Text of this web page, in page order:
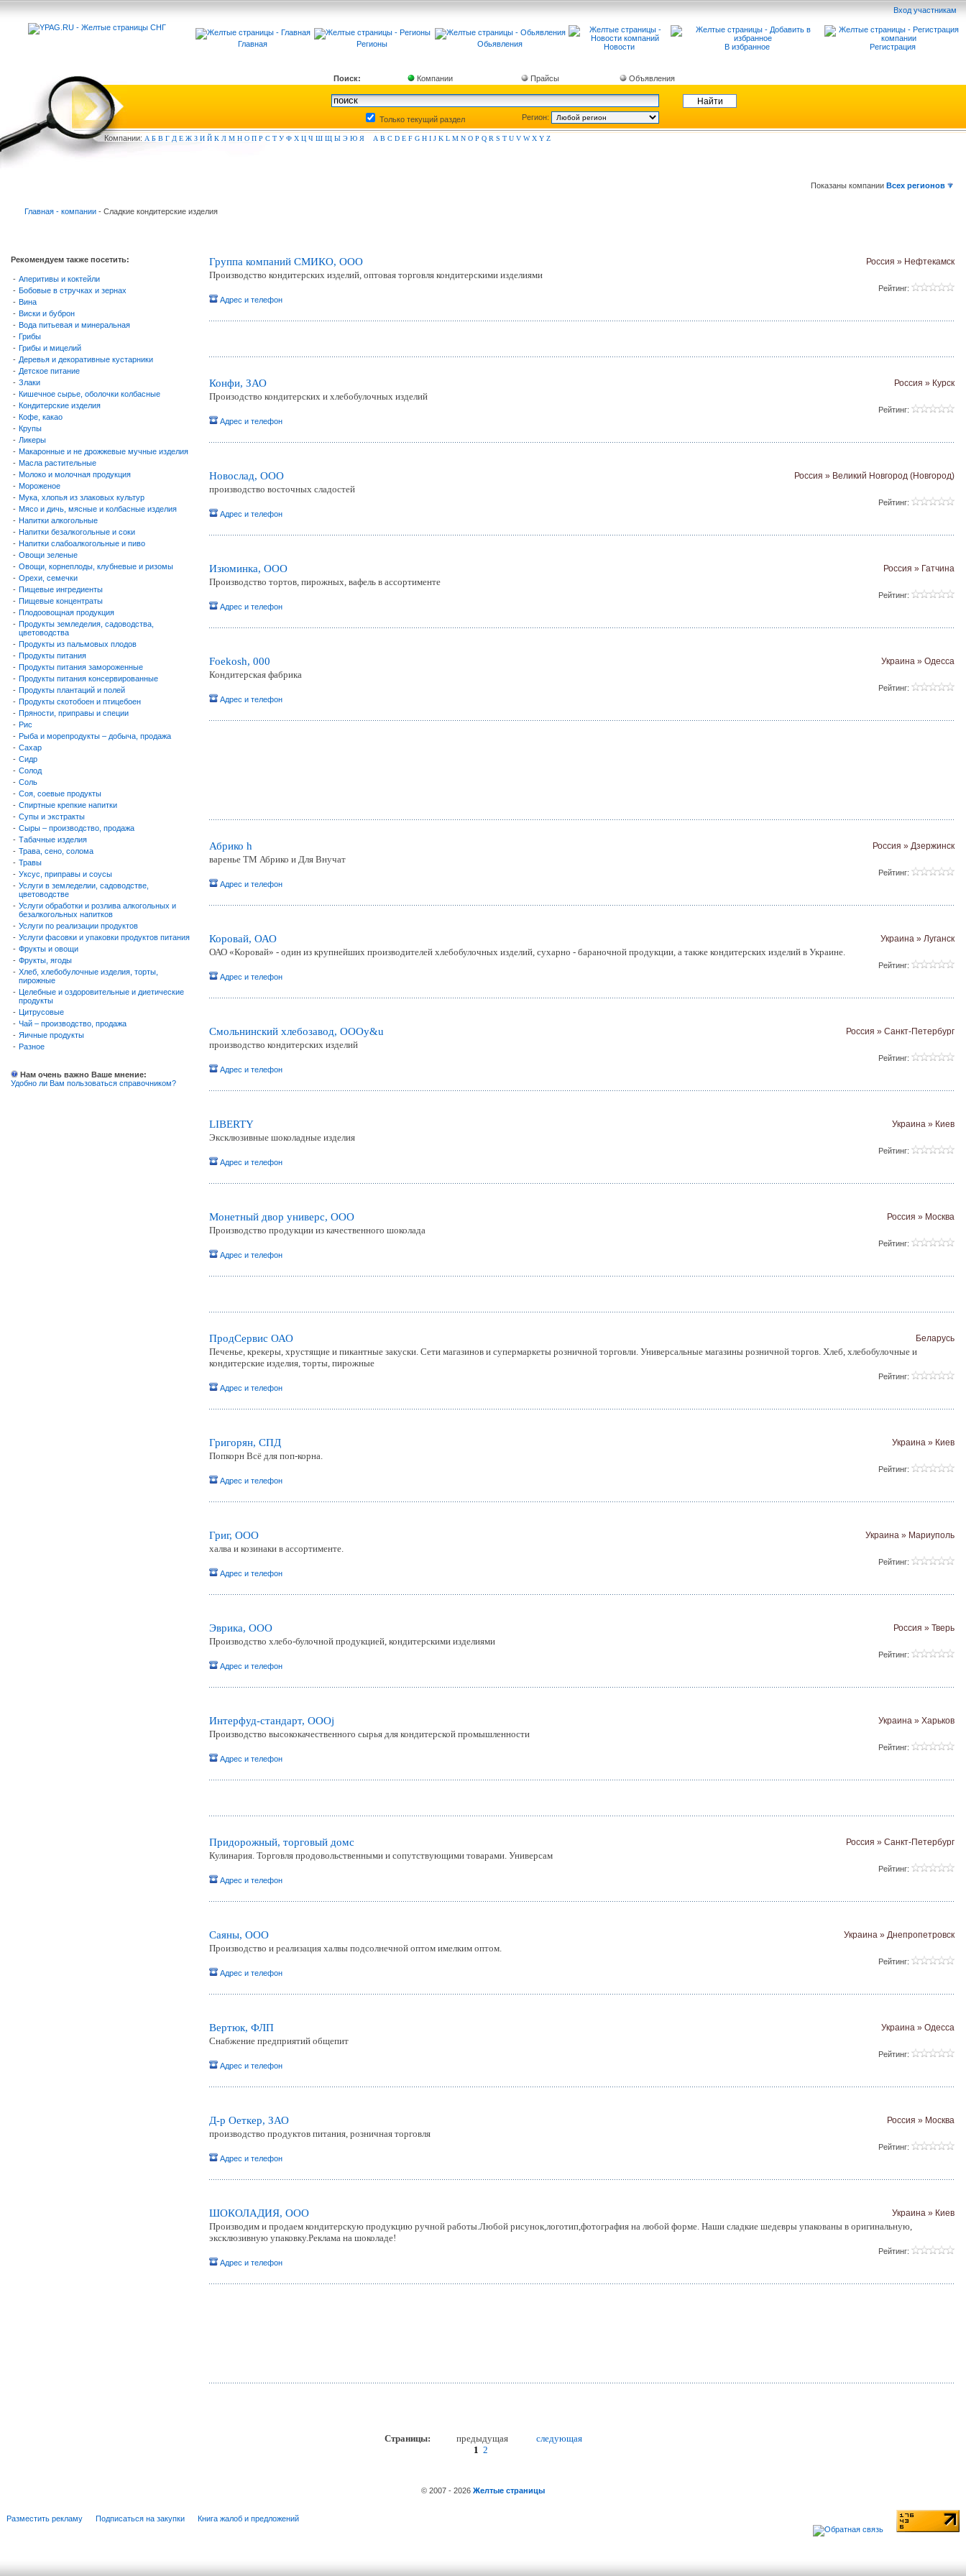
Вход участникам
Главная Регионы Обьявления Новости В избранное Регистрация
Поиск: Компании Прайсы Объявления
Только текущий раздел Регион:
Компании: А Б В Г Д Е Ж З И Й К Л М Н О П Р С Т У Ф Х Ц Ч Ш Щ Ы Э Ю Я A B C D E F G H I J K L M N O P Q R S T U V W X Y Z
Показаны компании Всех регионов
Главная - компании - Сладкие кондитерские изделия
Рекомендуем также посетить:
- Аперитивы и коктейли
- Бобовые в стручках и зернах
- Вина
- Виски и буброн
- Вода питьевая и минеральная
- Грибы
- Грибы и мицелий
- Деревья и декоративные кустарники
- Детское питание
- Злаки
- Кишечное сырье, оболочки колбасные
- Кондитерские изделия
- Кофе, какао
- Крупы
- Ликеры
- Макаронные и не дрожжевые мучные изделия
- Масла растительные
- Молоко и молочная продукция
- Мороженое
- Мука, хлопья из злаковых культур
- Мясо и дичь, мясные и колбасные изделия
- Напитки алкогольные
- Напитки безалкогольные и соки
- Напитки слабоалкогольные и пиво
- Овощи зеленые
- Овощи, корнеплоды, клубневые и ризомы
- Орехи, семечки
- Пищевые ингредиенты
- Пищевые концентраты
- Плодоовощная продукция
- Продукты земледелия, садоводства,
цветоводства
- Продукты из пальмовых плодов
- Продукты питания
- Продукты питания замороженные
- Продукты питания консервированные
- Продукты плантаций и полей
- Продукты скотобоен и птицебоен
- Пряности, приправы и специи
- Рис
- Рыба и морепродукты – добыча, продажа
- Сахар
- Сидр
- Солод
- Соль
- Соя, соевые продукты
- Спиртные крепкие напитки
- Супы и экстракты
- Сыры – производство, продажа
- Табачные изделия
- Трава, сено, солома
- Травы
- Уксус, приправы и соусы
- Услуги в земледелии, садоводстве,
цветоводстве
- Услуги обработки и розлива алкогольных и
безалкогольных напитков
- Услуги по реализации продуктов
- Услуги фасовки и упаковки продуктов питания
- Фрукты и овощи
- Фрукты, ягоды
- Хлеб, хлебобулочные изделия, торты,
пирожные
- Целебные и оздоровительные и диетические
продукты
- Цитрусовые
- Чай – производство, продажа
- Яичные продукты
- Разное
Нам очень важно Ваше мнение:
Удобно ли Вам пользоваться справочником?
Группа компаний СМИКО, ООО Россия » Нефтекамск
Производство кондитерских изделий, оптовая торговля кондитерскими изделиями
Рейтинг:
Адрес и телефон
Конфи, ЗАО Россия » Курск
Произодство кондитерских и хлебобулочных изделий
Рейтинг:
Адрес и телефон
Новослад, ООО Россия » Великий Новгород (Новгород)
производство восточных сладостей
Рейтинг:
Адрес и телефон
Изюминка, ООО Россия » Гатчина
Производство тортов, пирожных, вафель в ассортименте
Рейтинг:
Адрес и телефон
Foekosh, 000 Украина » Одесса
Кондитерская фабрика
Рейтинг:
Адрес и телефон
Абрико h Россия » Дзержинск
варенье ТМ Абрико и Для Внучат
Рейтинг:
Адрес и телефон
Коровай, ОАО Украина » Луганск
ОАО «Коровай» - один из крупнейших производителей хлебобулочных изделий, сухарно - бараночной продукции, а также кондитерских изделий в Украине.
Рейтинг:
Адрес и телефон
Смольнинский хлебозавод, ОООy&u Россия » Санкт-Петербург
производство кондитерских изделий
Рейтинг:
Адрес и телефон
LIBERTY Украина » Киев
Эксклюзивные шоколадные изделия
Рейтинг:
Адрес и телефон
Монетный двор универс, ООО Россия » Москва
Производство продукции из качественного шоколада
Рейтинг:
Адрес и телефон
ПродСервис ОАО Беларусь
Печенье, крекеры, хрустящие и пикантные закуски. Сети магазинов и супермаркеты розничной торговли. Универсальные магазины розничной торгов. Хлеб, хлебобулочные и
кондитерские изделия, торты, пирожные
Рейтинг:
Адрес и телефон
Григорян, СПД Украина » Киев
Попкорн Всё для поп-корна.
Рейтинг:
Адрес и телефон
Григ, ООО Украина » Мариуполь
халва и козинаки в ассортименте.
Рейтинг:
Адрес и телефон
Эврика, ООО Россия » Тверь
Производство хлебо-булочной продукцией, кондитерскими изделиями
Рейтинг:
Адрес и телефон
Интерфуд-стандарт, OOOj Украина » Харьков
Производство высококачественного сырья для кондитерской промышленности
Рейтинг:
Адрес и телефон
Придорожный, торговый домc Россия » Санкт-Петербург
Кулинария. Торговля продовольственными и сопутствующими товарами. Универсам
Рейтинг:
Адрес и телефон
Саяны, ООО Украина » Днепропетровск
Производство и реализация халвы подсолнечной оптом имелким оптом.
Рейтинг:
Адрес и телефон
Вертюк, ФЛП Украина » Одесса
Снабжение предприятий общепит
Рейтинг:
Адрес и телефон
Д-р Оеткер, ЗАО Россия » Москва
производство продуктов питания, розничная торговля
Рейтинг:
Адрес и телефон
ШОКОЛАДИЯ, ООО Украина » Киев
Производим и продаем кондитерскую продукцию ручной работы.Любой рисунок,логотип,фотография на любой форме. Наши сладкие шедевры упакованы в оригинальную,
эксклюзивную упаковку.Реклама на шоколаде!
Рейтинг:
Адрес и телефон
Страницы: предыдущая следующая
1 2
© 2007 - 2026 Желтые страницы
Разместить рекламу Подписаться на закупки Книга жалоб и предложений